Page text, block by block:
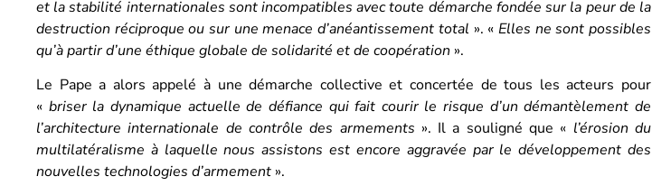
et la stabilité internationales sont incompatibles avec toute démarche fondée sur la peur de la
destruction réciproque ou sur une menace d’anéantissement total ». « Elles ne sont possibles
qu’à partir d’une éthique globale de solidarité et de coopération ».
Le Pape a alors appelé à une démarche collective et concertée de tous les acteurs pour
« briser la dynamique actuelle de défiance qui fait courir le risque d’un démantèlement de
l’architecture internationale de contrôle des armements ». Il a souligné que « l’érosion du
multilatéralisme à laquelle nous assistons est encore aggravée par le développement des
nouvelles technologies d’armement ».